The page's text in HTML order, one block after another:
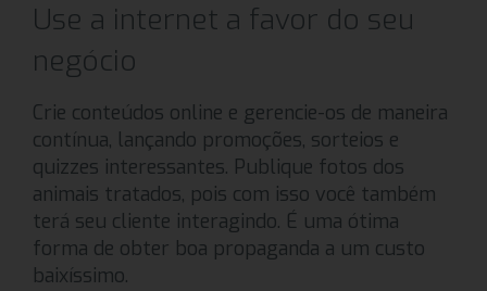
Use a internet a favor do seu
negócio
Crie conteúdos online e gerencie-os de maneira
contínua, lançando promoções, sorteios e
quizzes interessantes. Publique fotos dos
animais tratados, pois com isso você também
terá seu cliente interagindo. É uma ótima
forma de obter boa propaganda a um custo
baixíssimo.